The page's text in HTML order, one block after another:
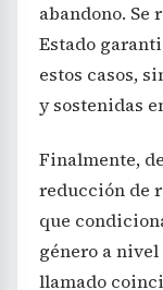
abandono. Se
Estado
estos casos,
y sostenidas
Finalmente,
reducción de
que
género a
llamado